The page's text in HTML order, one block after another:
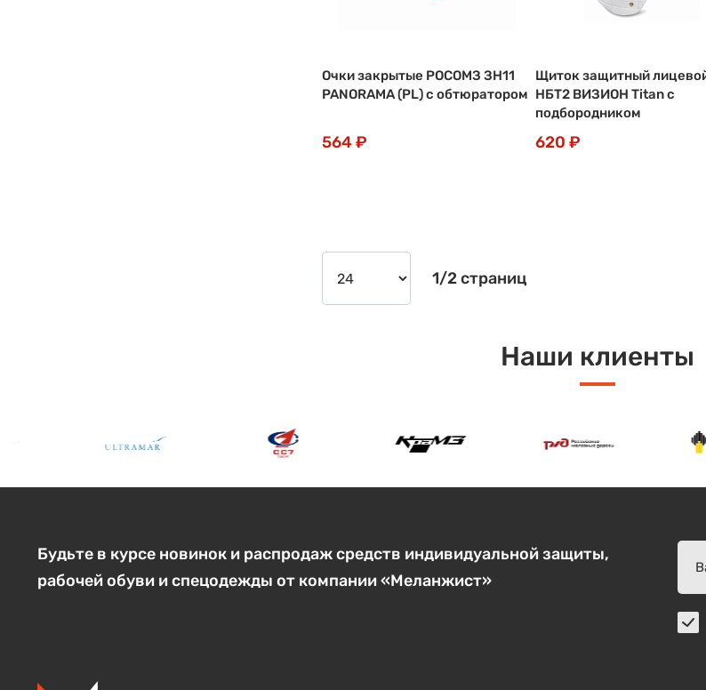
Очки закрытые РОСОМЗ ЗН11
PANORAMA (PL) с обтюратором
564 ₽
Щиток защитный
НБТ2 ВИЗИОН Titan с
подбородником
620 ₽
1/2 страниц
Наши клиенты
Будьте в курсе новинок и распродаж средств индивидуальной защиты,
рабочей обуви и спецодежды от компании «Меланжист»